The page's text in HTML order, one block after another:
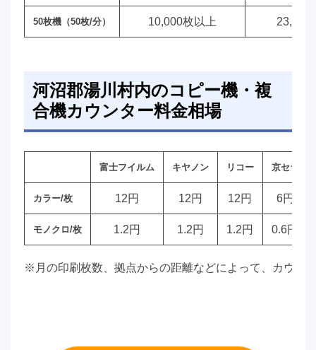
50枚機（50枚/分） 10,000枚以上 23,000
河沼郡湯川村内のコピー機・複
合機カウンター料金相場
富士フイルム キヤノン リコー 京セラ
カラー/枚 12円 12円 12円 6円
モノクロ/枚 1.2円 1.2円 1.2円 0.6円
※月の印刷枚数、拠点からの距離などによって、カウン